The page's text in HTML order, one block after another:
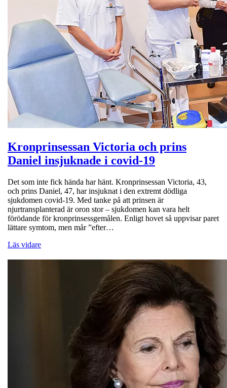
Kronprinsessan Victoria och prins
Daniel insjuknade i covid-19
Det som inte fick hända har hänt. Kronprinsessan Victoria, 43,
och prins Daniel, 47, har insjuknat i den extremt dödliga
sjukdomen covid-19. Med tanke på att prinsen är
njurtransplanterad är oron stor – sjukdomen kan vara helt
förödande för kronprinsessgemålen. Enligt hovet så uppvisar paret
lättare symtom, men mår ”efter…
Läs vidare